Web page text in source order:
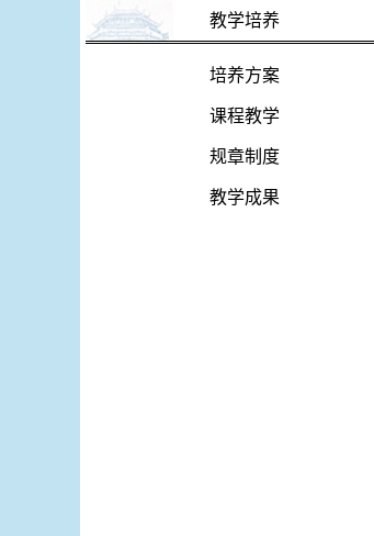
教学培养
培养方案
课程教学
规章制度
教学成果